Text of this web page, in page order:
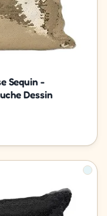
Sequin -
Dessin